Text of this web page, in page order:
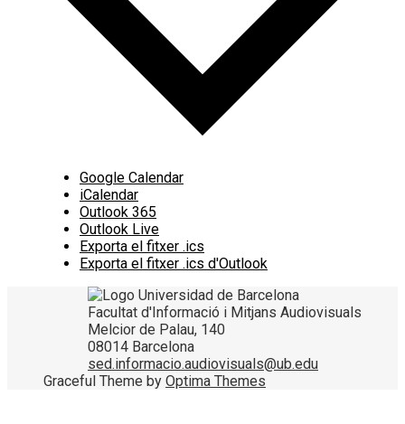
Google Calendar
iCalendar
Outlook 365
Outlook Live
Exporta el fitxer .ics
Exporta el fitxer .ics d'Outlook
Facultat d'Informació i Mitjans Audiovisuals
Melcior de Palau, 140
08014 Barcelona
sed.informacio.audiovisuals@ub.edu
Graceful Theme by Optima Themes